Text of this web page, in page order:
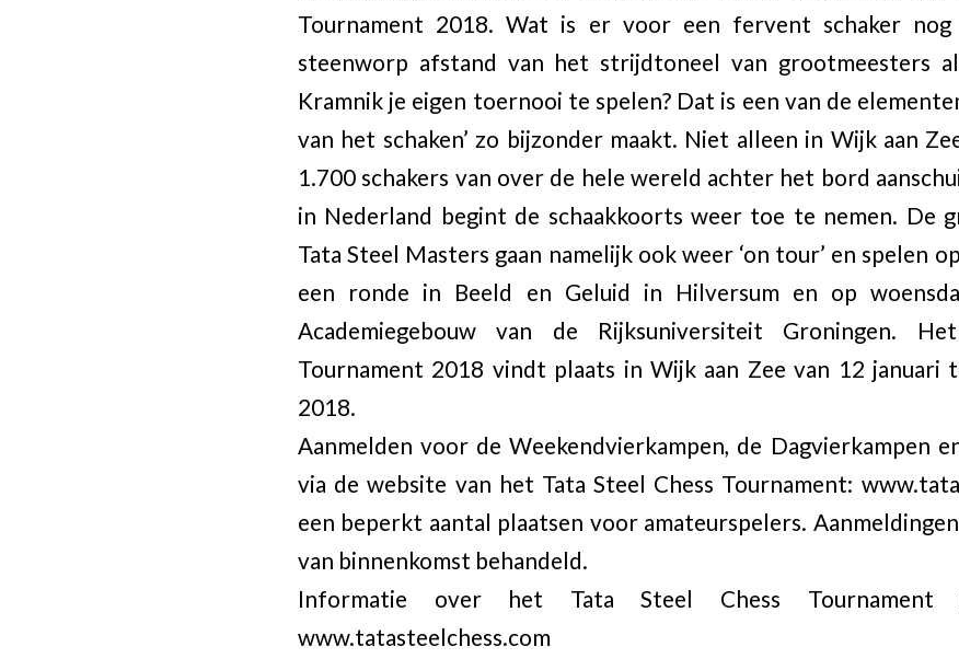
Tournament 2018. Wat is er voor een fervent schaker
steenworp afstand van het strijdtoneel van grootmeesters
Kramnik je eigen toernooi te spelen? Dat is een van de
van het schaken’ zo bijzonder maakt. Niet alleen in Wijk aan
1.700 schakers van over de hele wereld achter het bord
in Nederland begint de schaakkoorts weer toe te nemen. De
Tata Steel Masters gaan namelijk ook weer ‘on tour’ en spelen
een ronde in Beeld en Geluid in Hilversum en op
Academiegebouw van de Rijksuniversiteit Groningen.
Tournament 2018 vindt plaats in Wijk aan Zee van 12 januari
2018.
Aanmelden voor de Weekendvierkampen, de Dagvierkampen
via de website van het Tata Steel Chess Tournament:
een beperkt aantal plaatsen voor amateurspelers.
van binnenkomst behandeld.
Informatie over het Tata Steel Chess
www.tatasteelchess.com